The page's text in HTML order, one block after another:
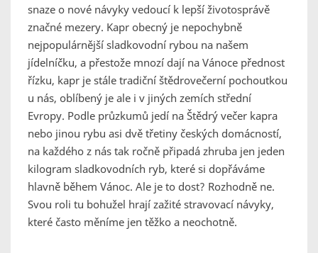
snaze o nové návyky vedoucí k lepší životosprávě
značné mezery. Kapr obecný je nepochybně
nejpopulárnější sladkovodní rybou na našem
jídelníčku, a přestože mnozí dají na Vánoce přednost
řízku, kapr je stále tradiční štědrovečerní pochoutkou
u nás, oblíbený je ale i v jiných zemích střední
Evropy. Podle průzkumů jedí na Štědrý večer kapra
nebo jinou rybu asi dvě třetiny českých domácností,
na každého z nás tak ročně připadá zhruba jen jeden
kilogram sladkovodních ryb, které si dopřáváme
hlavně během Vánoc. Ale je to dost? Rozhodně ne.
Svou roli tu bohužel hrají zažité stravovací návyky,
které často měníme jen těžko a neochotně.